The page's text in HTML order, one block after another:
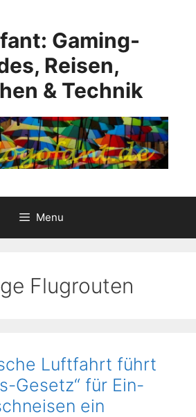
Gaming-
Reisen,
& Technik
Menu
Flugrouten
Luftfahrt führt
Gesetz“ für Ein-
ein